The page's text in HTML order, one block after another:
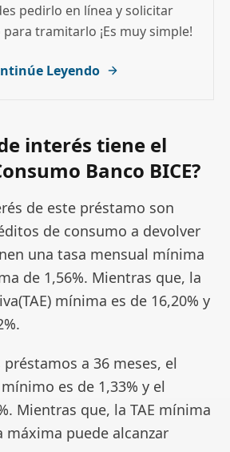
pedirlo en línea y solicitar
tramitarlo ¡Es muy simple!
Leyendo
interés tiene el
Banco BICE?
de este préstamo son
de consumo a devolver
una tasa mensual mínima
de 1,56%. Mientras que, la
mínima es de 16,20% y
préstamos a 36 meses, el
es de 1,33% y el
Mientras que, la TAE mínima
máxima puede alcanzar